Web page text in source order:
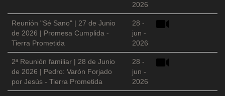
2026
Reunión "Sé Sano" | 27 de Junio
de 2026 | Promesa Cumplida -
Tierra Prometida
28 -
jun -
2026
2ª Reunión familiar | 28 de Junio
de 2026 | Pedro: Varón Forjado
por Jesús - Tierra Prometida
28 -
jun -
2026